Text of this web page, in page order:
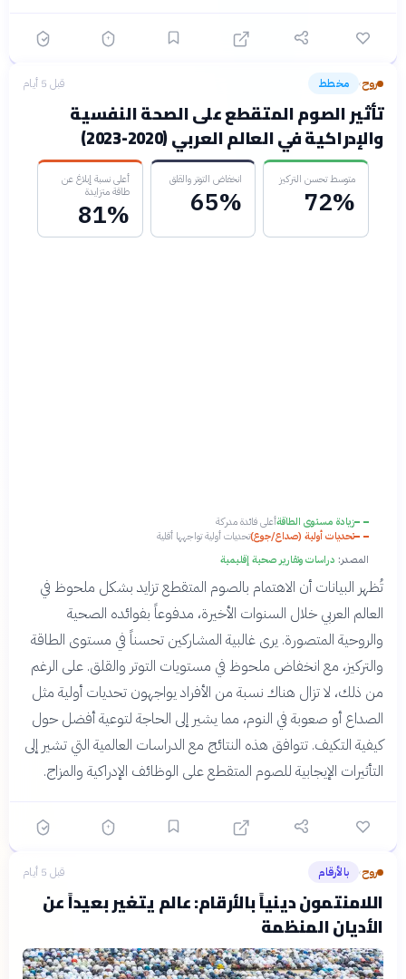
روح› مخطط قبل 5 أيام
تأثير الصوم المتقطع على الصحة النفسية
والإدراكية في العالم العربي (2020-2023)
متوسط تحسن التركيز
72%
انخفاض التوتر والقلق
65%
أعلى نسبة إبلاغ عن
طاقة متزايدة
81%
زيادة مستوى الطاقةأعلى فائدة مدركة
تحديات أولية (صداع/جوع)تحديات أولية تواجهها أقلية
المصدر: دراسات وتقارير صحية إقليمية
تُظهر البيانات أن الاهتمام بالصوم المتقطع تزايد بشكل ملحوظ في
العالم العربي خلال السنوات الأخيرة، مدفوعاً بفوائده الصحية
والروحية المتصورة. يرى غالبية المشاركين تحسناً في مستوى الطاقة
والتركيز، مع انخفاض ملحوظ في مستويات التوتر والقلق. على الرغم
من ذلك، لا تزال هناك نسبة من الأفراد يواجهون تحديات أولية مثل
الصداع أو صعوبة في النوم، مما يشير إلى الحاجة لتوعية أفضل حول
كيفية التكيف. تتوافق هذه النتائج مع الدراسات العالمية التي تشير إلى
التأثيرات الإيجابية للصوم المتقطع على الوظائف الإدراكية والمزاج.
روح› بالأرقام قبل 5 أيام
اللامنتمون دينياً بالأرقام: عالم يتغير بعيداً عن
الأديان المنظمة